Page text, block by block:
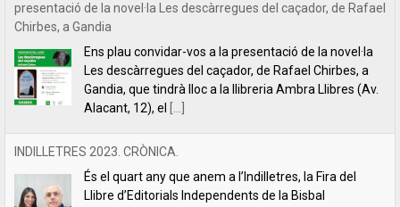
INDILLETRES 2023. CRÒNICA.
És el quart any que anem a l’Indilletres, la Fira del
Llibre d’Editorials Independents de la Bisbal
d’Empordà. Una cita literària que ens encanta i que,
per nosaltres, és com[...]
Filipa Leal recita el poema "Estimar", de Florbela Espanca a la
RTP2 de Portugal
La poeta Filipa Leal, una de les veus més reeixides de la lírica
lusitana actual, va tindre l’amabilitat de llegir el poema “Estimar”